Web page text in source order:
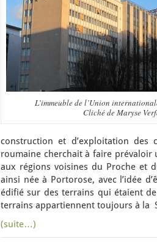
L’immeuble de l’Union
Cliché de Maryse
construction et d’exploitation des
roumaine cherchait à faire prévaloir
aux régions voisines du Proche et
ainsi née à Portorose, avec l’idée
édifié sur des terrains qui étaient
terrains appartiennent toujours à la
(suite…)